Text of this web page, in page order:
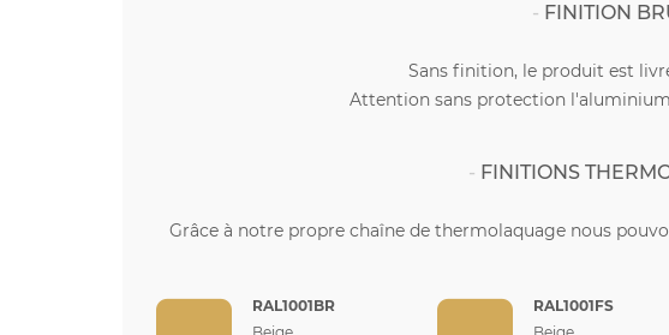
FINITION
Sans finition, le produit est
Attention sans protection
FINITIONS
Grâce à notre propre chaîne de thermolaquage nous
RAL1001BR
RAL1001FS